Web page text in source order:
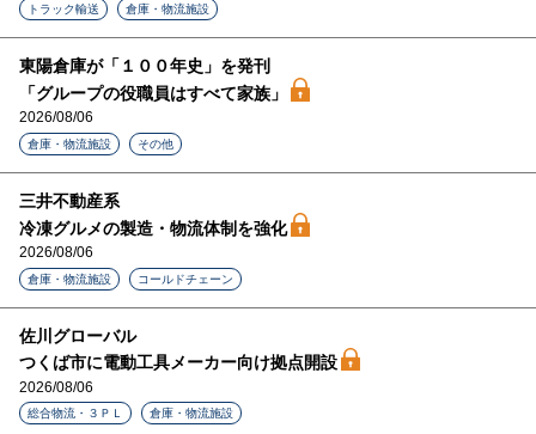
トラック輸送 倉庫・物流施設
東陽倉庫が「１００年史」を発刊
「グループの役職員はすべて家族」
2026/08/06
倉庫・物流施設 その他
三井不動産系
冷凍グルメの製造・物流体制を強化
2026/08/06
倉庫・物流施設 コールドチェーン
佐川グローバル
つくば市に電動工具メーカー向け拠点開設
2026/08/06
総合物流・３ＰＬ 倉庫・物流施設